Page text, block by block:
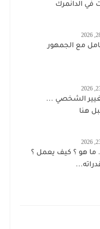
في الدانمرك
مع الجمهور
الشخصي ...
هنا
ما هو ؟ كيف يعمل ؟